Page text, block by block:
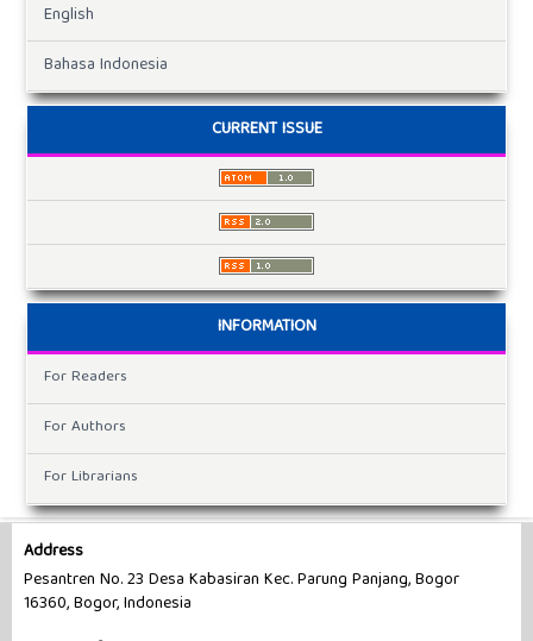
English
Bahasa Indonesia
CURRENT ISSUE
INFORMATION
For Readers
For Authors
For Librarians
Address
Pesantren No. 23 Desa Kabasiran Kec. Parung Panjang, Bogor
16360, Bogor, Indonesia